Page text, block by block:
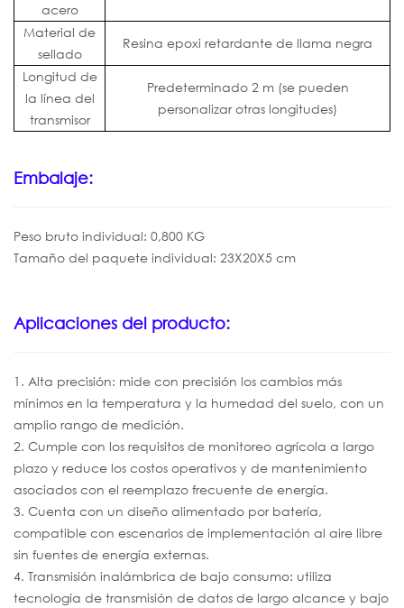
acero
Material de
sellado
Resina epoxi retardante de llama negra
Longitud de
la línea del
transmisor
Predeterminado 2 m (se pueden
personalizar otras longitudes)
Embalaje:
Peso bruto individual: 0,800 KG
Tamaño del paquete individual: 23X20X5 cm
Aplicaciones del producto:
1. Alta precisión: mide con precisión los cambios más
mínimos en la temperatura y la humedad del suelo, con un
amplio rango de medición.
2. Cumple con los requisitos de monitoreo agrícola a largo
plazo y reduce los costos operativos y de mantenimiento
asociados con el reemplazo frecuente de energía.
3. Cuenta con un diseño alimentado por batería,
compatible con escenarios de implementación al aire libre
sin fuentes de energía externas.
4. Transmisión inalámbrica de bajo consumo: utiliza
tecnología de transmisión de datos de largo alcance y bajo